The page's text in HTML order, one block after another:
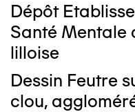
Dépôt
Santé Mentale
lilloise
Dessin Feutre
clou,